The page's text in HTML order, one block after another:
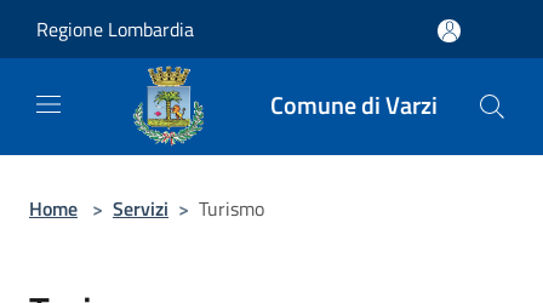
Regione Lombardia
Comune di Varzi
Home > Servizi > Turismo